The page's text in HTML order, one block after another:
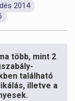
2014
több, mint 2
található
illetve a